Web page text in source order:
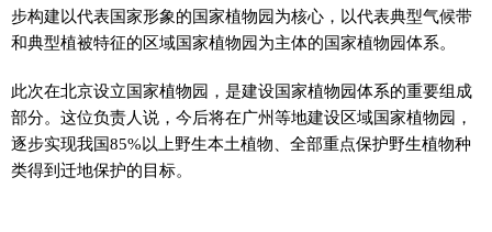
步构建以代表国家形象的国家植物园为核心，以代表典型气候带
和典型植被特征的区域国家植物园为主体的国家植物园体系。
此次在北京设立国家植物园，是建设国家植物园体系的重要组成
部分。这位负责人说，今后将在广州等地建设区域国家植物园，
逐步实现我国85%以上野生本土植物、全部重点保护野生植物种
类得到迁地保护的目标。